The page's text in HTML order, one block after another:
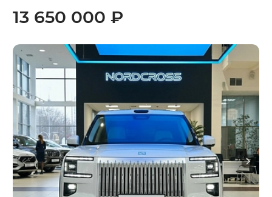
13 650 000 ₽